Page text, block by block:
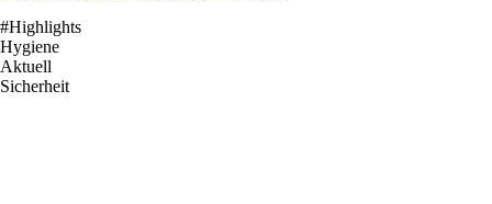
#Highlights
Hygiene
Aktuell
Sicherheit